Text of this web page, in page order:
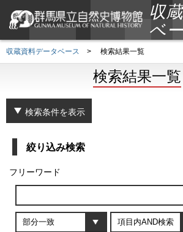
収
ベ
収蔵資料データベース > 検索結果一覧
検索結果一覧
検索条件を表示
絞り込み検索
フリーワード